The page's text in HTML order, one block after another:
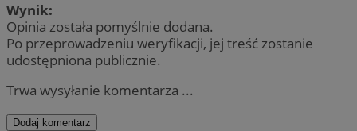
Wynik:
Opinia została pomyślnie dodana.
Po przeprowadzeniu weryfikacji, jej treść zostanie
udostępniona publicznie.
Trwa wysyłanie komentarza ...
Dodaj komentarz